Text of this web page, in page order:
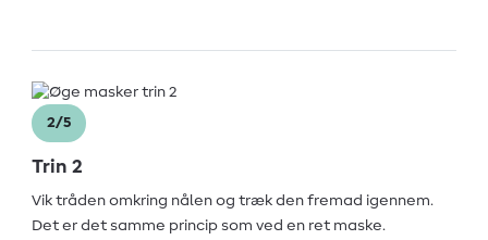
2/5
Trin 2
Vik tråden omkring nålen og træk den fremad igennem.
Det er det samme princip som ved en ret maske.